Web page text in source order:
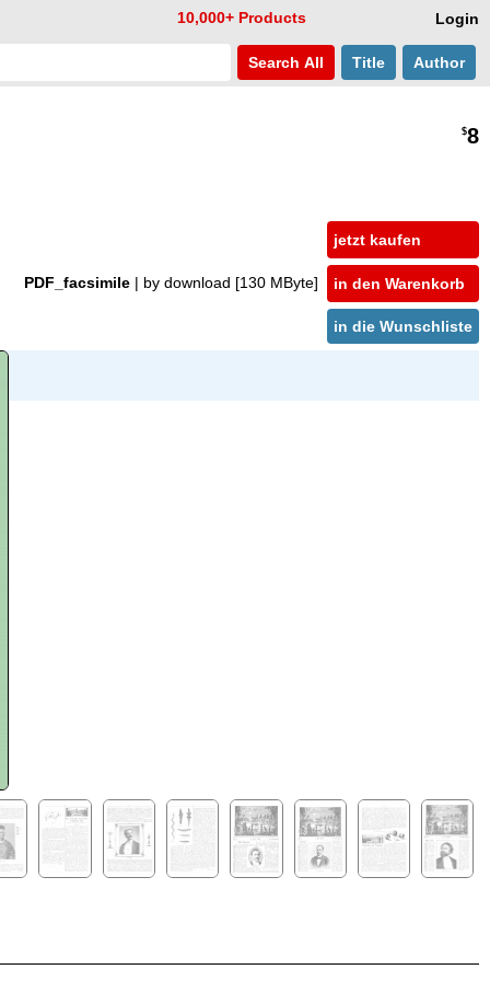
Login
10,000+ Products
Search All Title Author
$8
PDF_facsimile | by download [130 MByte]
jetzt kaufen
in den Warenkorb
in die Wunschliste